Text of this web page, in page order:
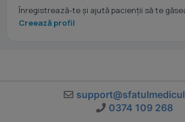
Înregistrează-te și ajută pacienții să te
Creează profil
0374 109 268